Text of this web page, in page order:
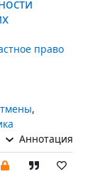
право
,
Аннотация